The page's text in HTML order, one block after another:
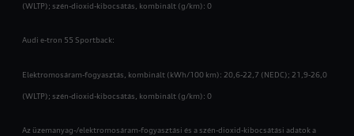
(WLTP); szén-dioxid-kibocsátás, kombinált (g/km): 0
Audi e-tron 55 Sportback:
Elektromosáram-fogyasztás, kombinált (kWh/100 km): 20,6-22,7 (NEDC); 21,9-26,0
(WLTP); szén-dioxid-kibocsátás, kombinált (g/km): 0
Az üzemanyag-/elektromosáram-fogyasztási és a szén-dioxid-kibocsátási adatok a